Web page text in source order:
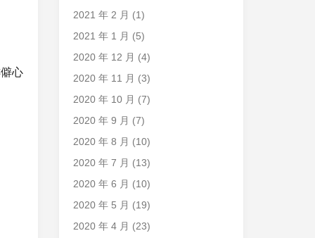
心
2021 年 2 月 (1)
2021 年 1 月 (5)
2020 年 12 月 (4)
2020 年 11 月 (3)
2020 年 10 月 (7)
2020 年 9 月 (7)
2020 年 8 月 (10)
2020 年 7 月 (13)
2020 年 6 月 (10)
2020 年 5 月 (19)
2020 年 4 月 (23)